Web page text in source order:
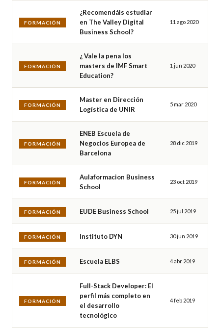
FORMACIÓN
¿Recomendáis estudiar
en The Valley Digital
Business School?
11 ago 2020
FORMACIÓN
¿ Vale la pena los
masters de IMF Smart
Education?
1 jun 2020
FORMACIÓN
Master en Dirección
Logística de UNIR
5 mar 2020
FORMACIÓN
ENEB Escuela de
Negocios Europea de
Barcelona
28 dic 2019
FORMACIÓN
Aulaformacion Business
School
23 oct 2019
FORMACIÓN EUDE Business School 25 jul 2019
FORMACIÓN Instituto DYN 30 jun 2019
FORMACIÓN Escuela ELBS 4 abr 2019
FORMACIÓN
Full-Stack Developer: El
perfil más completo en
el desarrollo
tecnológico
4 feb 2019